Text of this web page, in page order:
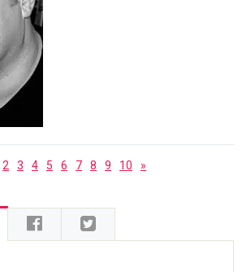
2 3 4 5 6 7 8 9 10 »